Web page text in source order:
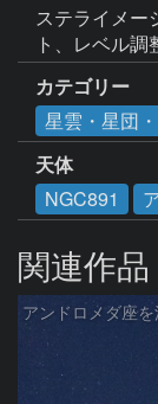
ステライメー
ト、レベル調
カテゴリー
星雲・星団
天体
NGC891
関連作品